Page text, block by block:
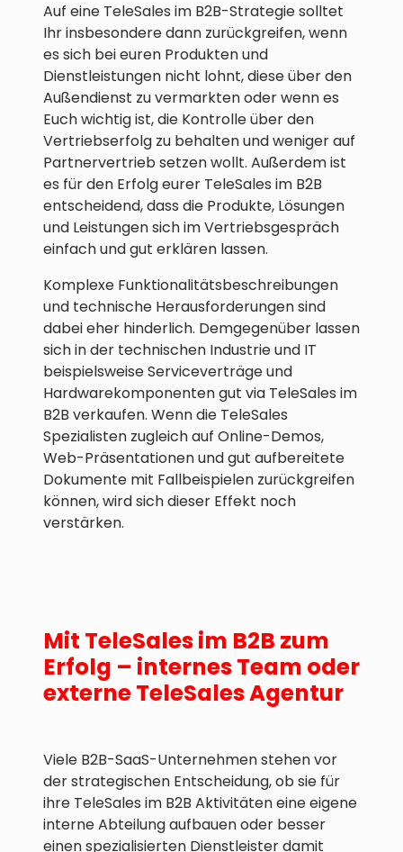
Auf eine TeleSales im B2B-Strategie solltet
Ihr insbesondere dann zurückgreifen, wenn
es sich bei euren Produkten und
Dienstleistungen nicht lohnt, diese über den
Außendienst zu vermarkten oder wenn es
Euch wichtig ist, die Kontrolle über den
Vertriebserfolg zu behalten und weniger auf
Partnervertrieb setzen wollt. Außerdem ist
es für den Erfolg eurer TeleSales im B2B
entscheidend, dass die Produkte, Lösungen
und Leistungen sich im Vertriebsgespräch
einfach und gut erklären lassen.
Komplexe Funktionalitätsbeschreibungen
und technische Herausforderungen sind
dabei eher hinderlich. Demgegenüber lassen
sich in der technischen Industrie und IT
beispielsweise Serviceverträge und
Hardwarekomponenten gut via TeleSales im
B2B verkaufen. Wenn die TeleSales
Spezialisten zugleich auf Online-Demos,
Web-Präsentationen und gut aufbereitete
Dokumente mit Fallbeispielen zurückgreifen
können, wird sich dieser Effekt noch
verstärken.
Mit TeleSales im B2B zum
Erfolg – internes Team oder
externe TeleSales Agentur
Viele B2B-SaaS-Unternehmen stehen vor
der strategischen Entscheidung, ob sie für
ihre TeleSales im B2B Aktivitäten eine eigene
interne Abteilung aufbauen oder besser
einen spezialisierten Dienstleister damit